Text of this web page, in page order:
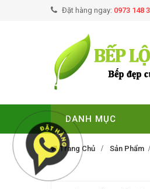
Đặt hàng ngay: 0973 148
DANH MỤC
Trang Chủ Sản Phẩm